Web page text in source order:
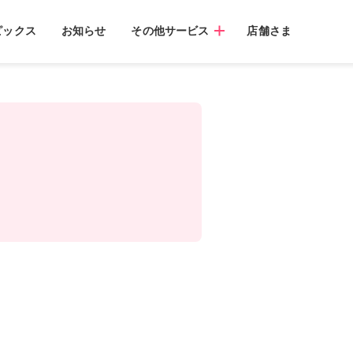
ックス お知らせ その他サービス 店舗さま